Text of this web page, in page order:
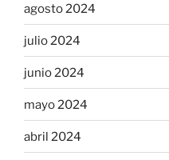
agosto 2024
julio 2024
junio 2024
mayo 2024
abril 2024